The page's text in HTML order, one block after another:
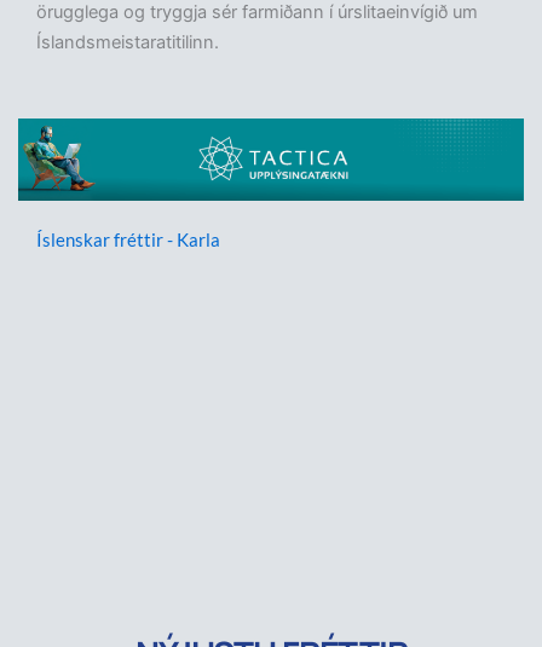
örugglega og tryggja sér farmiðann í úrslitaeinvígið um
Íslandsmeistaratitilinn.
Íslenskar fréttir - Karla